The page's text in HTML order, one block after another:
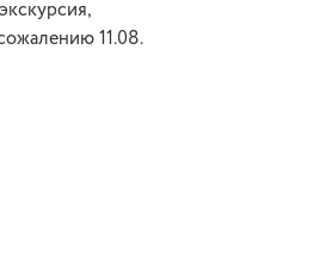
11.08.